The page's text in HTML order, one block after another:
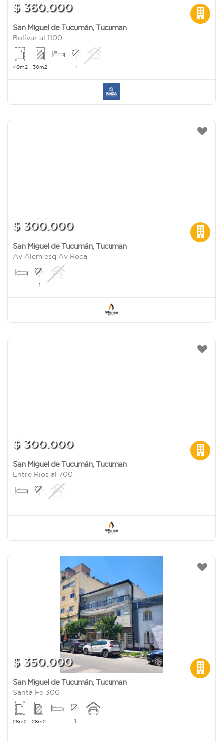
$ 360.000
San Miguel de Tucumán, Tucuman
Bolívar al 1100
40m2 30m2 1
$ 300.000
San Miguel de Tucumán, Tucuman
Av Alem esq Av Roca
1
$ 300.000
San Miguel de Tucumán, Tucuman
Entre Rios al 700
$ 350.000
San Miguel de Tucumán, Tucuman
Santa Fe 300
28m2 28m2 1